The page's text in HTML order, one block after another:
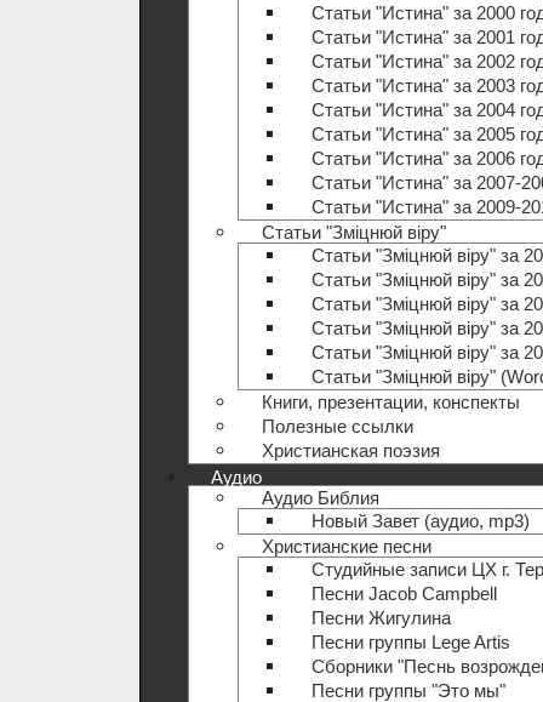
Статьи "Истина" за 2000
Статьи "Истина" за 2001
Статьи "Истина" за 2002
Статьи "Истина" за 2003
Статьи "Истина" за 2004
Статьи "Истина" за 2005
Статьи "Истина" за 2006
Статьи "Истина" за 2007-
Статьи "Истина" за 2009-
Статьи "Зміцнюй віру"
Статьи "Зміцнюй віру" за
Статьи "Зміцнюй віру" за
Статьи "Зміцнюй віру" за
Статьи "Зміцнюй віру" за
Статьи "Зміцнюй віру" за
Статьи "Зміцнюй віру"
Книги, презентации, конспекты
Полезные ccылки
Христианская поэзия
Аудио
Аудио Библия
Новый Завет (аудио, mp3)
Христианские песни
Студийные записи ЦХ г.
Песни Jacob Campbell
Песни Жигулина
Песни группы Lege Artis
Сборники "Песнь
Песни группы "Это мы"